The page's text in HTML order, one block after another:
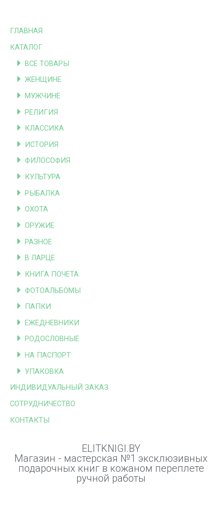
ГЛАВНАЯ
КАТАЛОГ
ВСЕ ТОВАРЫ
ЖЕНЩИНЕ
МУЖЧИНЕ
РЕЛИГИЯ
КЛАССИКА
ИСТОРИЯ
ФИЛОСОФИЯ
КУЛЬТУРА
РЫБАЛКА
ОХОТА
ОРУЖИЕ
РАЗНОЕ
В ЛАРЦЕ
КНИГА ПОЧЕТА
ФОТОАЛЬБОМЫ
ПАПКИ
ЕЖЕДНЕВНИКИ
РОДОСЛОВНЫЕ
НА ПАСПОРТ
УПАКОВКА
ИНДИВИДУАЛЬНЫЙ ЗАКАЗ
СОТРУДНИЧЕСТВО
КОНТАКТЫ
ELITKNIGI.BY
Магазин - мастерская №1 эксклюзивных
подарочных книг в кожаном переплете
ручной работы